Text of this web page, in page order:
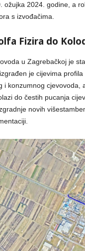
ožujka 2024. godine, a
s izvođačima.
Fizira do
u Zagrebačkoj je
je cijevima
i konzumnog
do čestih pucanja
novih